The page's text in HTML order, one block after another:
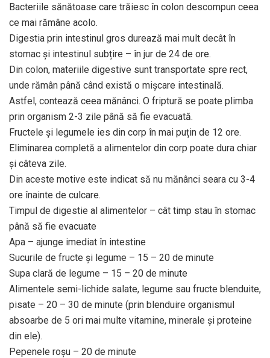
Bacteriile sănătoase care trăiesc în colon descompun ceea
ce mai rămâne acolo.
Digestia prin intestinul gros durează mai mult decât în
stomac și intestinul subțire – în jur de 24 de ore.
Din colon, materiile digestive sunt transportate spre rect,
unde rămân până când există o mișcare intestinală.
Astfel, contează ceea mănânci. O friptură se poate plimba
prin organism 2-3 zile până să fie evacuată.
Fructele și legumele ies din corp în mai puțin de 12 ore.
Eliminarea completă a alimentelor din corp poate dura chiar
și câteva zile.
Din aceste motive este indicat să nu mănânci seara cu 3-4
ore înainte de culcare.
Timpul de digestie al alimentelor – cât timp stau în stomac
până să fie evacuate
Apa – ajunge imediat în intestine
Sucurile de fructe și legume – 15 – 20 de minute
Supa clară de legume – 15 – 20 de minute
Alimentele semi-lichide salate, legume sau fructe blenduite,
pisate – 20 – 30 de minute (prin blenduire organismul
absoarbe de 5 ori mai multe vitamine, minerale și proteine
din ele).
Pepenele roșu – 20 de minute